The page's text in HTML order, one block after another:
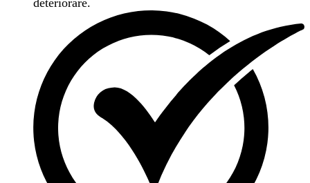
deteriorare.